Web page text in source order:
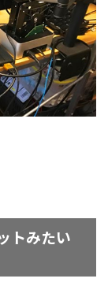
トみたい